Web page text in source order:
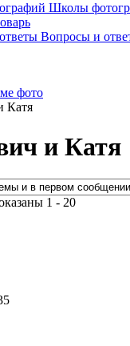
Школы
Вопросы и
фото
Катя
и Катя
1 - 20